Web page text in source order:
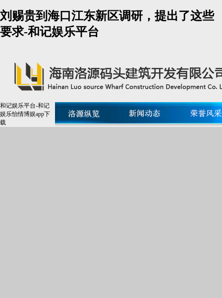
刘赐贵到海口江东新区调研，提出了这些
要求-和记娱乐平台
和记娱乐平台-和记
娱乐怡情博娱app下
载